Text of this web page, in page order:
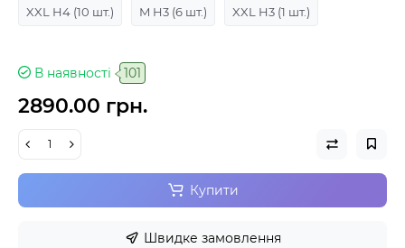
XXL H4 (10 шт.) M H3 (6 шт.) XXL H3 (1 шт.)
В наявності 101
2890.00 грн.
Купити
Швидке замовлення